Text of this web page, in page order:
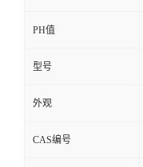
PH值
型号
外观
CAS编号